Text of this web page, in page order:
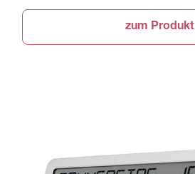
zum Produkt